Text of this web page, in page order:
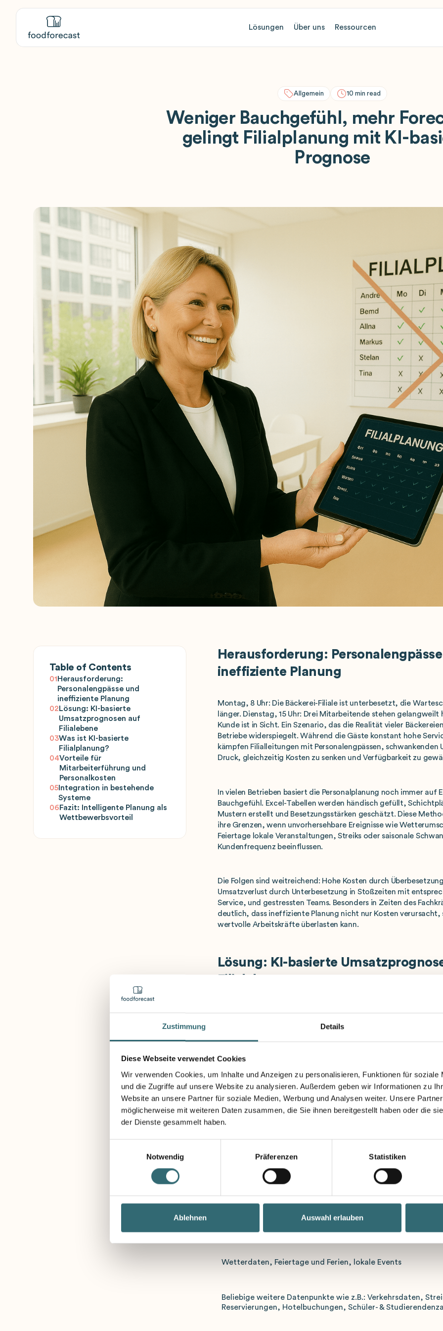
Zustimmung Details
Diese Webseite verwendet Cookies
Wir verwenden Cookies, um Inhalte und Anzeigen zu personalisieren, Funktionen für soziale
und die Zugriffe auf unsere Website zu analysieren. Außerdem geben wir Informationen zu
Website an unsere Partner für soziale Medien, Werbung und Analysen weiter. Unsere
möglicherweise mit weiteren Daten zusammen, die Sie ihnen bereitgestellt haben oder die
der Dienste gesammelt haben.
Notwendig
Präferenzen Statistiken
Ablehnen Auswahl erlauben
Lösungen Über uns Ressourcen
Allgemein 10 min read
Weniger Bauchgefühl, mehr
gelingt Filialplanung mit KI-
Prognose
Table of Contents
01Herausforderung:
Personalengpässe und
ineffiziente Planung
02Lösung: KI-basierte
Umsatzprognosen auf
Filialebene
03Was ist KI-basierte
Filialplanung?
04Vorteile für
Mitarbeiterführung und
Personalkosten
05Integration in bestehende
Systeme
06Fazit: Intelligente Planung als
Wettbewerbsvorteil
Herausforderung:
ineffiziente Planung
Montag, 8 Uhr: Die Bäckerei-Filiale ist unterbesetzt, die
länger. Dienstag, 15 Uhr: Drei Mitarbeitende stehen
Kunde ist in Sicht. Ein Szenario, das die Realität vieler
Betriebe widerspiegelt. Während die Gäste konstant hohe
kämpfen Filialleitungen mit Personalengpässen, schwankenden
Druck, gleichzeitig Kosten zu senken und Verfügbarkeit zu
In vielen Betrieben basiert die Personalplanung noch immer auf
Bauchgefühl. Excel-Tabellen werden händisch gefüllt,
Mustern erstellt und Besetzungsstärken geschätzt. Diese
ihre Grenzen, wenn unvorhersehbare Ereignisse wie
Feiertage lokale Veranstaltungen, Streiks oder saisonale
Kundenfrequenz beeinflussen.
Die Folgen sind weitreichend: Hohe Kosten durch
Umsatzverlust durch Unterbesetzung in Stoßzeiten mit
Service, und gestressten Teams. Besonders in Zeiten des
deutlich, dass ineffiziente Planung nicht nur Kosten verursacht,
wertvolle Arbeitskräfte überlasten kann.
Lösung: KI-basierte
Filialebene
Eine datenbasierte Filialplanung revolutioniert die traditionelle
durch präzise Vorhersagen auf Basis umfassender
Muster in historischen Daten zu erkennen, mit externen
daraus präzise Prognosen abzuleiten.
Was ist KI-basierte Filialplanung?
KI-basierte Filialplanung ist ein intelligentes System, das
werden dabei nicht nur Vergangenheitswerte betrachtet,
Faktoren und Prognosen systematisch einbezogen.
Welche Daten fließen in die Prognose
Wetterdaten, Feiertage und Ferien, lokale Events
Beliebige weitere Datenpunkte wie z.B.: Verkehrsdaten,
Reservierungen, Hotelbuchungen, Schüler- &